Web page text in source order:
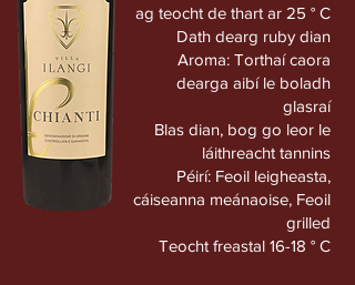
ag teocht de thart ar 25 ° C
Dath dearg ruby dian
Aroma: Torthaí caora
dearga aibí le boladh
glasraí
Blas dian, bog go leor le
láithreacht tannins
Péirí: Feoil leigheasta,
cáiseanna meánaoise, Feoil
grilled
Teocht freastal 16-18 ° C